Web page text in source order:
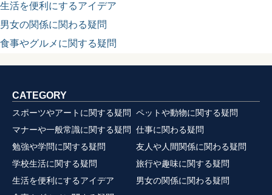
生活を便利にするアイデア
男女の関係に関わる疑問
食事やグルメに関する疑問
CATEGORY
スポーツやアートに関する疑問
ペットや動物に関する疑問
マナーや一般常識に関する疑問
仕事に関わる疑問
勉強や学問に関する疑問
友人や人間関係に関わる疑問
学校生活に関する疑問
旅行や趣味に関する疑問
生活を便利にするアイデア
男女の関係に関わる疑問